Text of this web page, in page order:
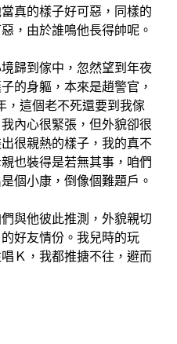
真的樣子好可惡，同樣的
，由於誰鳴他長得帥呢。
到傢中，忽然望到年夜
的身軀，本來是趙警官，
，這個老不死還要到我傢
內心很緊張，但外貌卻很
很親熱的樣子，我的真不
也裝得是若無其事，咱們
個小康，倒像個難題戶。
推測，外貌親切
好友情份。我兒時的玩
Ｋ，我都推搪不往，避而